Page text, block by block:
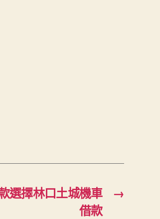
→
選擇林口土城機車
借款